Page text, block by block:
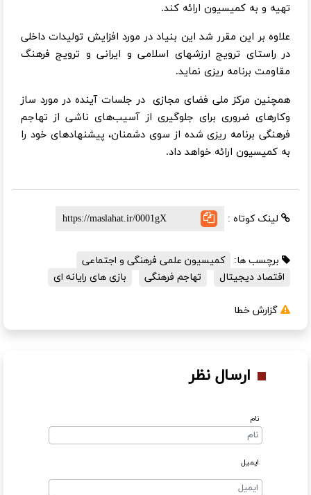
تهیه و به کمیسیون ارائه کند.
علاوه بر این مقرر شد این بنیاد در مورد افزایش تولیدات داخلی
در راستای ترویج ارزشهای اسلامی و ایرانی و ترویج فرهنگ
مقاومت برنامه ریزی نماید.
همچنین مرکز ملی فضای مجازی در جلسات آینده در مورد ساز
وکارهای ضروری برای جلوگیری از آسیب‌های ناشی از تهاجم
فرهنگی برنامه ریزی شده از سوی دشمنان، پیشنهادهای خود را
به کمیسیون ارائه خواهد داد.
لینک کوتاه :
برچسب ها:
کمیسیون علمی فرهنگی و اجتماعی
اقتصاد دیجیتال
تهاجم فرهنگی بازی های رایانه ای
گزارش خطا
ارسال نظر
نام
ایمیل